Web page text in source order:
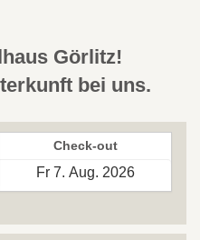
Görlitz!
bei uns.
Check-out